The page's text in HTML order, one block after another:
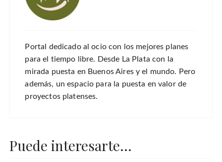
Portal dedicado al ocio con los mejores planes
para el tiempo libre. Desde La Plata con la
mirada puesta en Buenos Aires y el mundo. Pero
además, un espacio para la puesta en valor de
proyectos platenses.
Puede interesarte...